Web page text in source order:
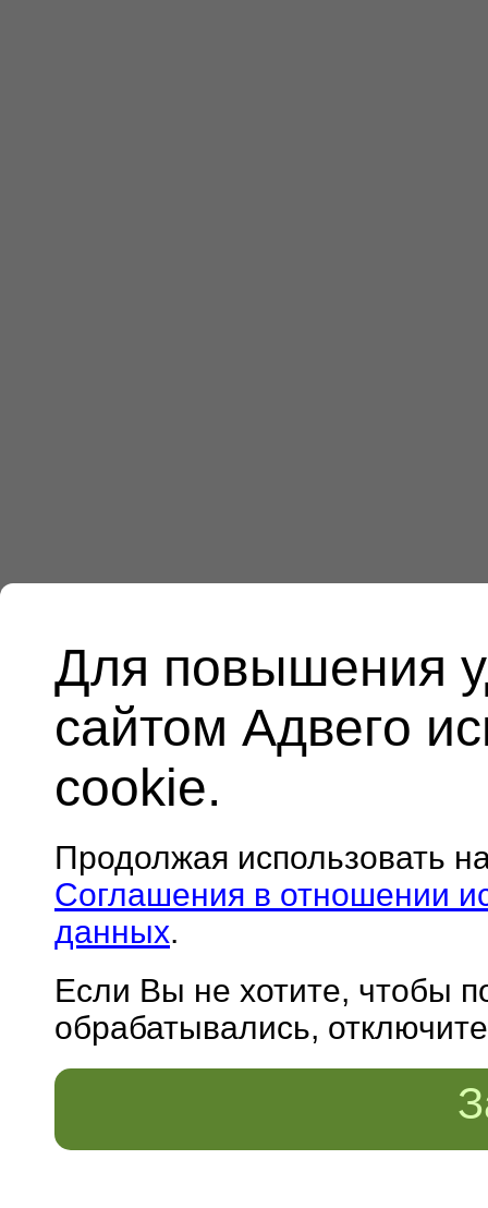
Для повышения
сайтом Адвего
cookie.
Продолжая использовать
Соглашения в отношении
данных.
Если Вы не хотите, чтобы
обрабатывались,